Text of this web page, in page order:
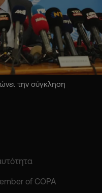
την σύγκληση
of COPA